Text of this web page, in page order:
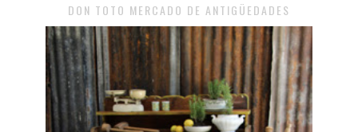
DON TOTO MERCADO DE ANTIGÜEDADES